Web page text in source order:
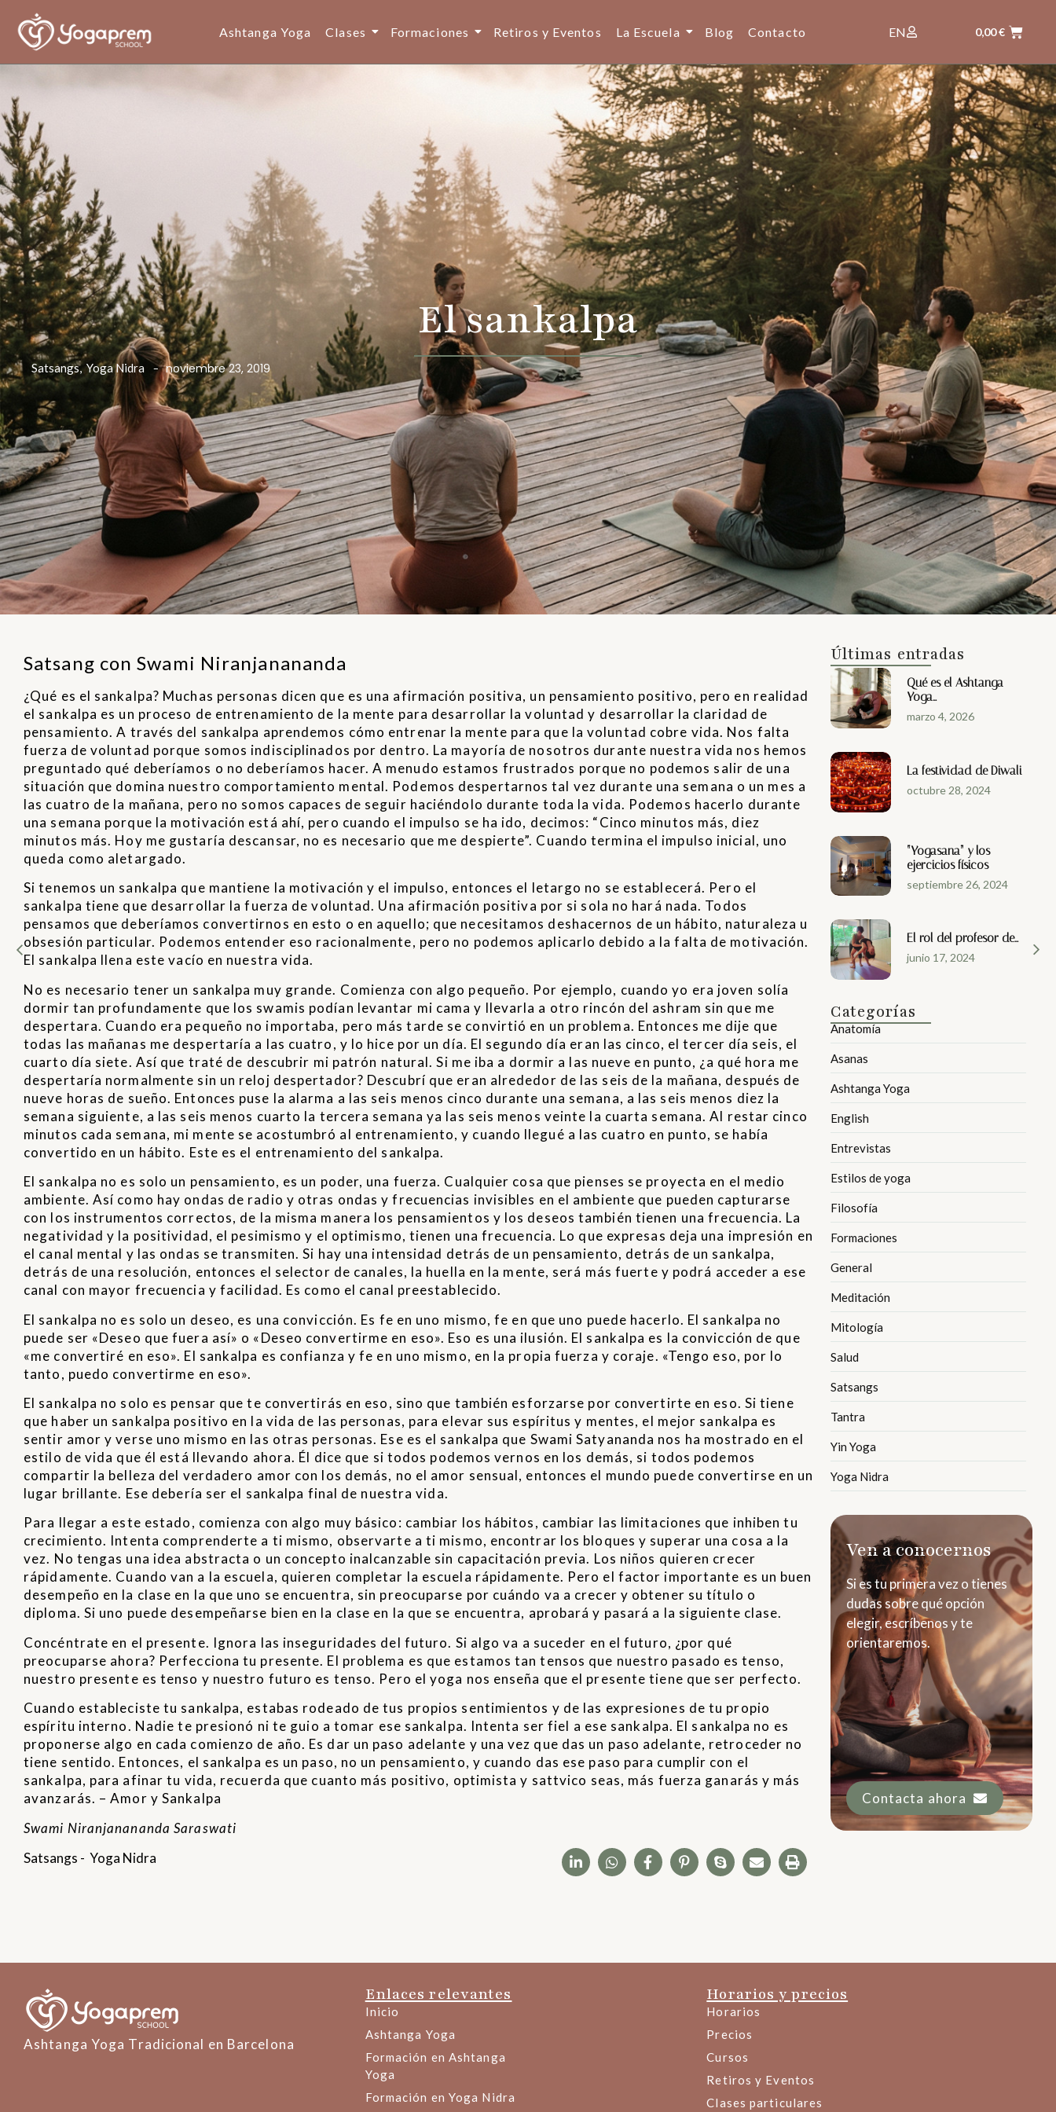
Ashtanga Yoga Clases Formaciones Retiros y Eventos La Escuela Blog Contacto EN 0,00€
El sankalpa
Satsangs, Yoga Nidra - noviembre 23, 2019
Satsang con Swami Niranjanananda
¿Qué es el sankalpa? Muchas personas dicen que es una afirmación positiva, un pensamiento positivo, pero en realidad
el sankalpa es un proceso de entrenamiento de la mente para desarrollar la voluntad y desarrollar la claridad de
pensamiento. A través del sankalpa aprendemos cómo entrenar la mente para que la voluntad cobre vida. Nos falta
fuerza de voluntad porque somos indisciplinados por dentro. La mayoría de nosotros durante nuestra vida nos hemos
preguntado qué deberíamos o no deberíamos hacer. A menudo estamos frustrados porque no podemos salir de una
situación que domina nuestro comportamiento mental. Podemos despertarnos tal vez durante una semana o un mes a
las cuatro de la mañana, pero no somos capaces de seguir haciéndolo durante toda la vida. Podemos hacerlo durante
una semana porque la motivación está ahí, pero cuando el impulso se ha ido, decimos: “Cinco minutos más, diez
minutos más. Hoy me gustaría descansar, no es necesario que me despierte”. Cuando termina el impulso inicial, uno
queda como aletargado.
Si tenemos un sankalpa que mantiene la motivación y el impulso, entonces el letargo no se establecerá. Pero el
sankalpa tiene que desarrollar la fuerza de voluntad. Una afirmación positiva por si sola no hará nada. Todos
pensamos que deberíamos convertirnos en esto o en aquello; que necesitamos deshacernos de un hábito, naturaleza u
obsesión particular. Podemos entender eso racionalmente, pero no podemos aplicarlo debido a la falta de motivación.
El sankalpa llena este vacío en nuestra vida.
No es necesario tener un sankalpa muy grande. Comienza con algo pequeño. Por ejemplo, cuando yo era joven solía
dormir tan profundamente que los swamis podían levantar mi cama y llevarla a otro rincón del ashram sin que me
despertara. Cuando era pequeño no importaba, pero más tarde se convirtió en un problema. Entonces me dije que
todas las mañanas me despertaría a las cuatro, y lo hice por un día. El segundo día eran las cinco, el tercer día seis, el
cuarto día siete. Así que traté de descubrir mi patrón natural. Si me iba a dormir a las nueve en punto, ¿a qué hora me
despertaría normalmente sin un reloj despertador? Descubrí que eran alrededor de las seis de la mañana, después de
nueve horas de sueño. Entonces puse la alarma a las seis menos cinco durante una semana, a las seis menos diez la
semana siguiente, a las seis menos cuarto la tercera semana ya las seis menos veinte la cuarta semana. Al restar cinco
minutos cada semana, mi mente se acostumbró al entrenamiento, y cuando llegué a las cuatro en punto, se había
convertido en un hábito. Este es el entrenamiento del sankalpa.
El sankalpa no es solo un pensamiento, es un poder, una fuerza. Cualquier cosa que pienses se proyecta en el medio
ambiente. Así como hay ondas de radio y otras ondas y frecuencias invisibles en el ambiente que pueden capturarse
con los instrumentos correctos, de la misma manera los pensamientos y los deseos también tienen una frecuencia. La
negatividad y la positividad, el pesimismo y el optimismo, tienen una frecuencia. Lo que expresas deja una impresión en
el canal mental y las ondas se transmiten. Si hay una intensidad detrás de un pensamiento, detrás de un sankalpa,
detrás de una resolución, entonces el selector de canales, la huella en la mente, será más fuerte y podrá acceder a ese
canal con mayor frecuencia y facilidad. Es como el canal preestablecido.
El sankalpa no es solo un deseo, es una convicción. Es fe en uno mismo, fe en que uno puede hacerlo. El sankalpa no
puede ser «Deseo que fuera así» o «Deseo convertirme en eso». Eso es una ilusión. El sankalpa es la convicción de que
«me convertiré en eso». El sankalpa es confianza y fe en uno mismo, en la propia fuerza y ​​coraje. «Tengo eso, por lo
tanto, puedo convertirme en eso».
El sankalpa no solo es pensar que te convertirás en eso, sino que también esforzarse por convertirte en eso. Si tiene
que haber un sankalpa positivo en la vida de las personas, para elevar sus espíritus y mentes, el mejor sankalpa es
sentir amor y verse uno mismo en las otras personas. Ese es el sankalpa que Swami Satyananda nos ha mostrado en el
estilo de vida que él está llevando ahora. Él dice que si todos podemos vernos en los demás, si todos podemos
compartir la belleza del verdadero amor con los demás, no el amor sensual, entonces el mundo puede convertirse en un
lugar brillante. Ese debería ser el sankalpa final de nuestra vida.
Para llegar a este estado, comienza con algo muy básico: cambiar los hábitos, cambiar las limitaciones que inhiben tu
crecimiento. Intenta comprenderte a ti mismo, observarte a ti mismo, encontrar los bloques y superar una cosa a la
vez. No tengas una idea abstracta o un concepto inalcanzable sin capacitación previa. Los niños quieren crecer
rápidamente. Cuando van a la escuela, quieren completar la escuela rápidamente. Pero el factor importante es un buen
desempeño en la clase en la que uno se encuentra, sin preocuparse por cuándo va a crecer y obtener su título o
diploma. Si uno puede desempeñarse bien en la clase en la que se encuentra, aprobará y pasará a la siguiente clase.
Concéntrate en el presente. Ignora las inseguridades del futuro. Si algo va a suceder en el futuro, ¿por qué
preocuparse ahora? Perfecciona tu presente. El problema es que estamos tan tensos que nuestro pasado es tenso,
nuestro presente es tenso y nuestro futuro es tenso. Pero el yoga nos enseña que el presente tiene que ser perfecto.
Cuando estableciste tu sankalpa, estabas rodeado de tus propios sentimientos y de las expresiones de tu propio
espíritu interno. Nadie te presionó ni te guio a tomar ese sankalpa. Intenta ser fiel a ese sankalpa. El sankalpa no es
proponerse algo en cada comienzo de año. Es dar un paso adelante y una vez que das un paso adelante, retroceder no
tiene sentido. Entonces, el sankalpa es un paso, no un pensamiento, y cuando das ese paso para cumplir con el
sankalpa, para afinar tu vida, recuerda que cuanto más positivo, optimista y sattvico seas, más fuerza ganarás y más
avanzarás. – Amor y Sankalpa
Swami Niranjanananda Saraswati
Satsangs - Yoga Nidra
Últimas entradas
Qué es el Ashtanga
Yoga…
marzo 4, 2026
La festividad de Diwali
octubre 28, 2024
“Yogasana” y los
ejercicios físicos
septiembre 26, 2024
El rol del profesor de…
junio 17, 2024
Categorías
Anatomía
Asanas
Ashtanga Yoga
English
Entrevistas
Estilos de yoga
Filosofía
Formaciones
General
Meditación
Mitología
Salud
Satsangs
Tantra
Yin Yoga
Yoga Nidra
Ven a conocernos
Si es tu primera vez o tienes
dudas sobre qué opción
elegir, escríbenos y te
orientaremos.
Contacta ahora
Ashtanga Yoga Tradicional en Barcelona
Enlaces relevantes
Inicio
Ashtanga Yoga
Formación en Ashtanga
Yoga
Formación en Yoga Nidra
Horarios y precios
Horarios
Precios
Cursos
Retiros y Eventos
Clases particulares